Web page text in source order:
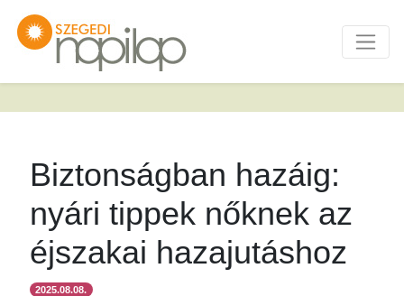
Biztonságban hazáig:
nyári tippek nőknek az
éjszakai hazajutáshoz
2025.08.08.